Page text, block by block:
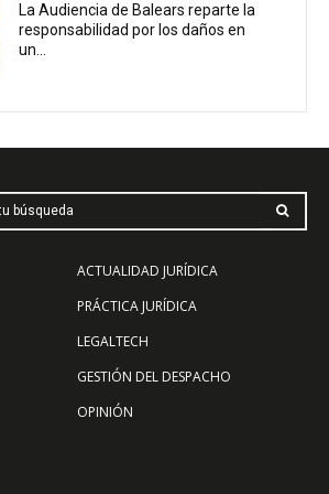
La Audiencia de Balears reparte la
responsabilidad por los daños en
un...
búsqueda
ACTUALIDAD JURÍDICA
PRÁCTICA JURÍDICA
LEGALTECH
GESTIÓN DEL DESPACHO
OPINIÓN